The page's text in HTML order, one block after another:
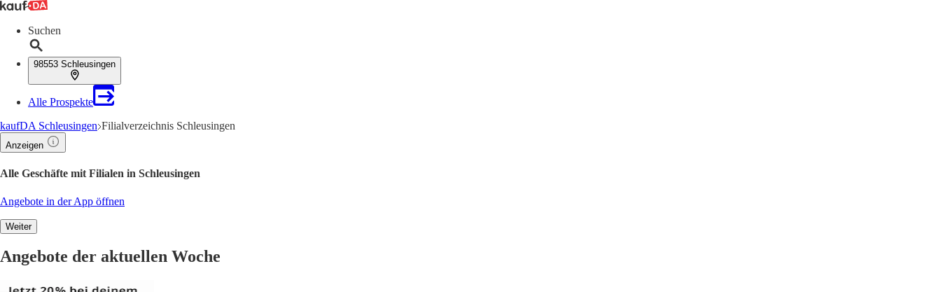
Suchen
98553 Schleusingen
Alle Prospekte
kaufDA Schleusingen Filialverzeichnis Schleusingen
Anzeigen
Alle Geschäfte mit Filialen in Schleusingen
Angebote in der App öffnen
Weiter
Angebote der aktuellen Woche